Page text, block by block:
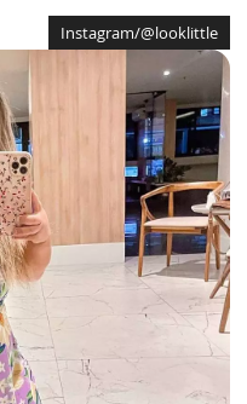
Instagram/@looklittle